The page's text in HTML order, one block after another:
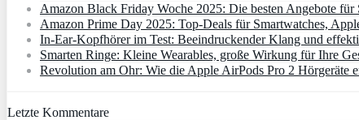
Amazon Black Friday Woche 2025: Die besten Angebote
Amazon Prime Day 2025: Top-Deals für Smartwatches,
In-Ear-Kopfhörer im Test: Beeindruckender Klang und
Smarten Ringe: Kleine Wearables, große Wirkung für Ihre
Revolution am Ohr: Wie die Apple AirPods Pro 2 Hörgeräte
Letzte Kommentare